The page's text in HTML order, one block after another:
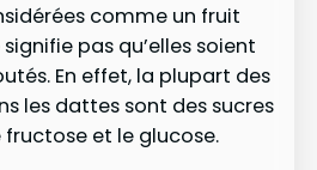
comme un fruit
pas qu’elles soient
En effet, la plupart des
les dattes sont des sucres
fructose et le glucose.